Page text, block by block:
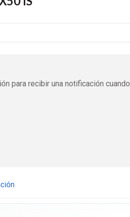
para recibir una notificación cuando